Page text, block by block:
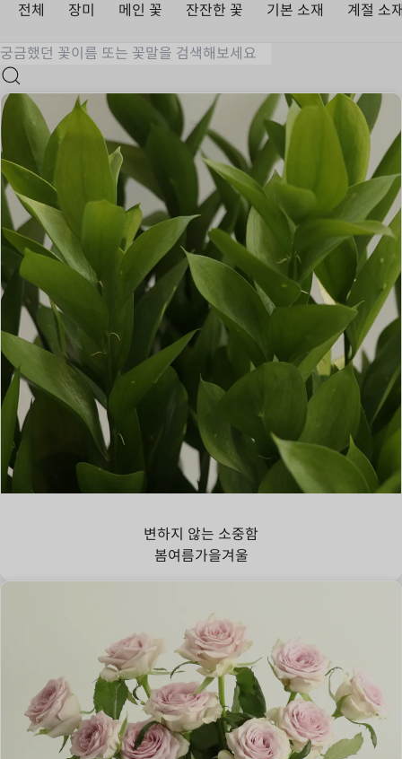
전체 장미 메인 꽃 잔잔한 꽃 기본 소재 계절 소
변하지 않는 소중함
봄여름가을겨울